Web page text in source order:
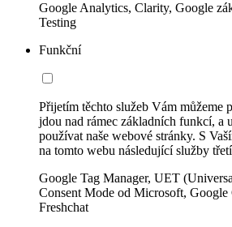
Google Analytics, Clarity, Google
Testing
Funkční
Přijetím těchto služeb Vám můžeme
jdou nad rámec základních funkcí, a
používat naše webové stránky. S
na tomto webu následující služby
Google Tag Manager, UET
Consent Mode od Microsoft,
Freshchat